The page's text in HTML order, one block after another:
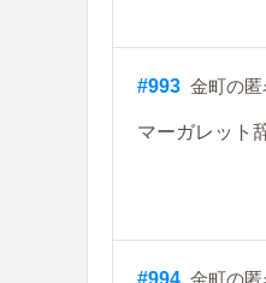
#993 金町の匿
マーガレット
#994 金町の匿